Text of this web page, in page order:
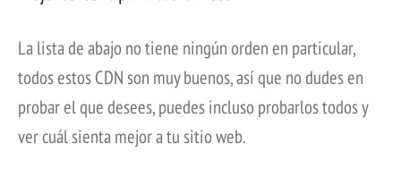
La lista de abajo no tiene ningún orden en particular,
todos estos CDN son muy buenos, así que no dudes en
probar el que desees, puedes incluso probarlos todos y
ver cuál sienta mejor a tu sitio web.